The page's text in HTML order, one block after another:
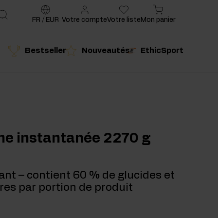
Bestseller Nouveautés EthicSport
FR / EUR Votre compteVotre liste Mon panier
instantanée 2270 g
– contient 60 % de glucides et
par portion de produit